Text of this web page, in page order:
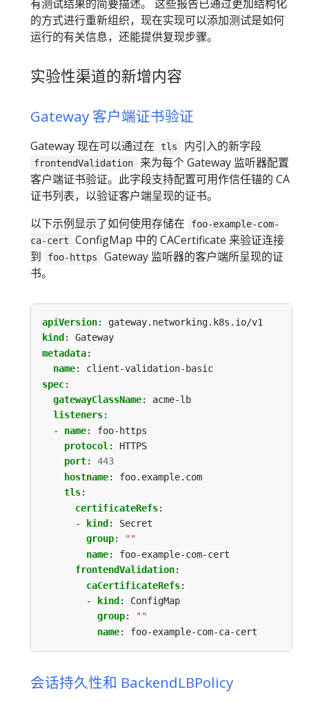
有测试结果的简要描述。 这些报告已通过更加结构化
的方式进行重新组织，现在实现可以添加测试是如何
运行的有关信息，还能提供复现步骤。
实验性渠道的新增内容
Gateway 客户端证书验证
Gateway 现在可以通过在 tls 内引入的新字段
frontendValidation
来为每个 Gateway 监听器配置
客户端证书验证。此字段支持配置可用作信任锚的 CA
证书列表，以验证客户端呈现的证书。
以下示例显示了如何使用存储在
foo-example-com-
ca-cert
ConfigMap 中的 CACertificate 来验证连接
到
foo-https
Gateway 监听器的客户端所呈现的证
书。
apiVersion:
gateway.networking.k8s.io/v1
kind :
Gateway
metadata:
name:
client-validation-basic
spec:
gatewayClassName:
acme-lb
listeners:
- name:
foo-https
protocol :
HTTPS
port:
443
hostname:
foo.example.com
tls:
certificateRefs:
-
kind :
Secret
group:
""
name:
foo-example-com-cert
frontendValidation:
caCertificateRefs:
-
kind :
ConfigMap
group:
""
name: foo-example-com-ca-cert
会话持久性和 BackendLBPolicy